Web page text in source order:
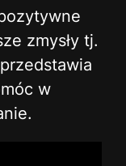
zmysły tj.
w